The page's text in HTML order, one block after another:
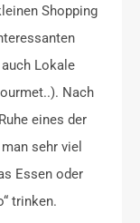
Shopping
Lokale
Nach
eines der
sehr viel
Essen oder
trinken.